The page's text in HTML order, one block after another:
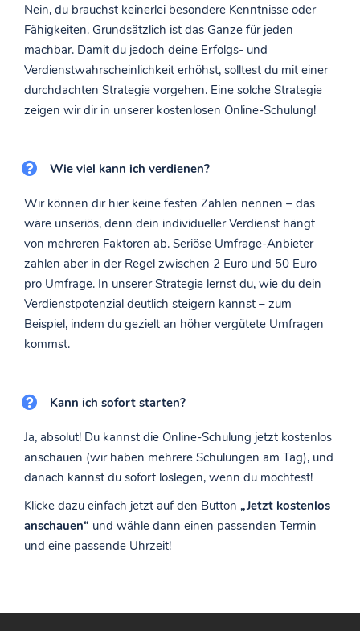
Nein, du brauchst keinerlei besondere Kenntnisse oder
Fähigkeiten. Grundsätzlich ist das Ganze für jeden
machbar. Damit du jedoch deine Erfolgs- und
Verdienstwahrscheinlichkeit erhöhst, solltest du mit einer
durchdachten Strategie vorgehen. Eine solche Strategie
zeigen wir dir in unserer kostenlosen Online-Schulung!
Wie viel kann ich verdienen?
Wir können dir hier keine festen Zahlen nennen – das
wäre unseriös, denn dein individueller Verdienst hängt
von mehreren Faktoren ab. Seriöse Umfrage-Anbieter
zahlen aber in der Regel zwischen 2 Euro und 50 Euro
pro Umfrage. In unserer Strategie lernst du, wie du dein
Verdienstpotenzial deutlich steigern kannst – zum
Beispiel, indem du gezielt an höher vergütete Umfragen
kommst.
Kann ich sofort starten?
Ja, absolut! Du kannst die Online-Schulung jetzt kostenlos
anschauen (wir haben mehrere Schulungen am Tag), und
danach kannst du sofort loslegen, wenn du möchtest!
Klicke dazu einfach jetzt auf den Button „Jetzt kostenlos
anschauen“ und wähle dann einen passenden Termin
und eine passende Uhrzeit!